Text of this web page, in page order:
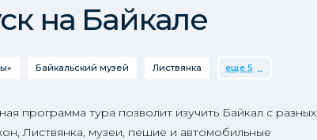
на Байкале
Байкальский музей Листвянка еще 5
программа тура позволит изучить Байкал с разных
Листвянка, музеи, пешие и автомобильные